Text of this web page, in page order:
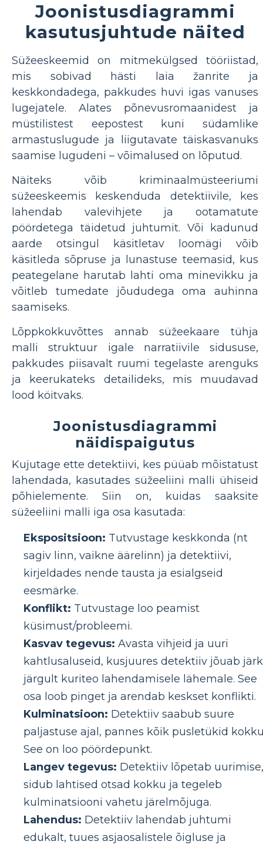
Joonistusdiagrammi
kasutusjuhtude näited
Süžeeskeemid on mitmekülgsed tööriistad,
mis sobivad hästi laia žanrite ja
keskkondadega, pakkudes huvi igas vanuses
lugejatele. Alates põnevusromaanidest ja
müstilistest eepostest kuni südamlike
armastuslugude ja liigutavate täiskasvanuks
saamise lugudeni – võimalused on lõputud.
Näiteks võib kriminaalmüsteeriumi
süžeeskeemis keskenduda detektiivile, kes
lahendab valevihjete ja ootamatute
pöördetega täidetud juhtumit. Või kadunud
aarde otsingul käsitletav loomägi võib
käsitleda sõpruse ja lunastuse teemasid, kus
peategelane harutab lahti oma minevikku ja
võitleb tumedate jõududega oma auhinna
saamiseks.
Lõppkokkuvõttes annab süžeekaare tühja
malli struktuur igale narratiivile sidususe,
pakkudes piisavalt ruumi tegelaste arenguks
ja keerukateks detailideks, mis muudavad
lood köitvaks.
Joonistusdiagrammi
näidispaigutus
Kujutage ette detektiivi, kes püüab mõistatust
lahendada, kasutades süžeeliini malli ühiseid
põhielemente. Siin on, kuidas saaksite
süžeeliini malli iga osa kasutada:
Ekspositsioon: Tutvustage keskkonda (nt
sagiv linn, vaikne äärelinn) ja detektiivi,
kirjeldades nende tausta ja esialgseid
eesmärke.
Konflikt: Tutvustage loo peamist
küsimust/probleemi.
Kasvav tegevus: Avasta vihjeid ja uuri
kahtlusaluseid, kusjuures detektiiv jõuab
järgult kuriteo lahendamisele lähemale. See
osa loob pinget ja arendab keskset konflikti.
Kulminatsioon: Detektiiv saabub suure
paljastuse ajal, pannes kõik pusletükid
See on loo pöördepunkt.
Langev tegevus: Detektiiv lõpetab uurimise,
sidub lahtised otsad kokku ja tegeleb
kulminatsiooni vahetu järelmõjuga.
Lahendus: Detektiiv lahendab juhtumi
edukalt, tuues asjaosalistele õigluse ja